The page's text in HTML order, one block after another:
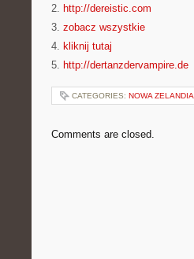
2. http://dereistic.com
3. zobacz wszystkie
4. kliknij tutaj
5. http://dertanzdervampire.de
CATEGORIES: NOWA ZELANDIA
Comments are closed.